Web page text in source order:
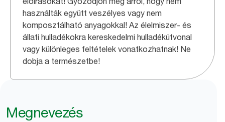
használták együtt veszélyes vagy nem
komposztálható anyagokkal! Az élelmiszer- és
állati hulladékokra kereskedelmi hulladékútvonal
vagy különleges feltételek vonatkozhatnak! Ne
dobja a természetbe!
Megnevezés